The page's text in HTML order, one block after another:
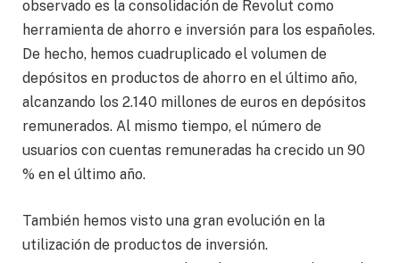
observado es la consolidación de Revolut como
herramienta de ahorro e inversión para los españoles.
De hecho, hemos cuadruplicado el volumen de
depósitos en productos de ahorro en el último año,
alcanzando los 2.140 millones de euros en depósitos
remunerados. Al mismo tiempo, el número de
usuarios con cuentas remuneradas ha crecido un 90
% en el último año.
También hemos visto una gran evolución en la
utilización de productos de inversión.